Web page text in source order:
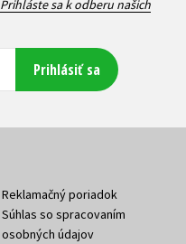
Prihláste sa k odberu našich
Prihlásiť sa
Reklamačný poriadok
Súhlas so spracovaním
osobných údajov